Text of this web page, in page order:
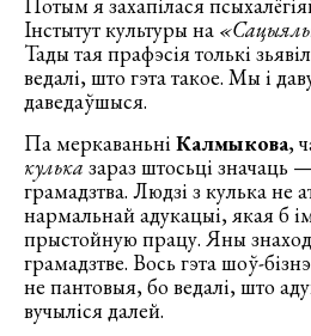
Інстытут культуры на
Тады тая прафэсія толькі
ведалі, што гэта такое. Мы і
даведаўшыся.
Па меркаваньні Калмыкова,
кульказараз штосьці значаць
грамадзтва. Людзі з кулька не
нармальнай адукацыі, якая б
прыстойную працу. Яны
грамадзтве. Вось гэта шоў-
не пантовыя, бо ведалі, што
вучыліся далей.